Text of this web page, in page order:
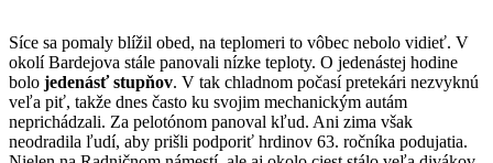
Síce sa pomaly blížil obed, na teplomeri to vôbec nebolo vidieť. V
okolí Bardejova stále panovali nízke teploty. O jedenástej hodine
bolo jedenásť stupňov. V tak chladnom počasí pretekári nezvyknú
veľa piť, takže dnes často ku svojim mechanickým autám
neprichádzali. Za pelotónom panoval kľud. Ani zima však
neodradila ľudí, aby prišli podporiť hrdinov 63. ročníka podujatia.